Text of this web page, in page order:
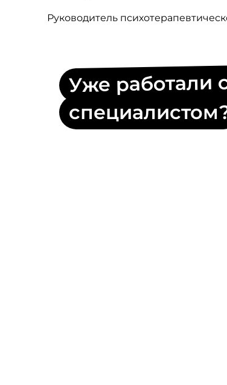
Руководитель
Уже работали